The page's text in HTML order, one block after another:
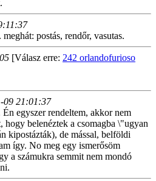
postás, rendőr, vasutas.
[Válasz erre: 242 orlandofurioso
09 21:01:37
egyszer rendeltem, akkor nem
hogy belenéztek a csomagba \"ugyan
kipostázták), de mással, belföldi
így. No meg egy ismerősöm
a számukra semmit nem mondó